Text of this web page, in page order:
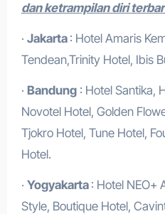
dan ketrampilan diri
· Jakarta : Hotel Amaris
Tendean,Trinity Hotel, Ibis
· Bandung: Hotel Santika,
Novotel Hotel, Golden
Tjokro Hotel, Tune Hotel,
Hotel.
· Yogyakarta : Hotel NEO+
Style, Boutique Hotel,